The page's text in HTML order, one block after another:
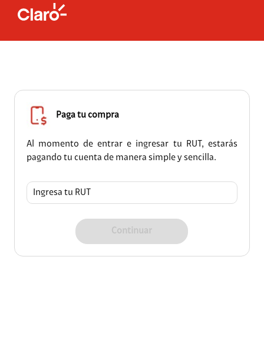
Paga tu compra
Al momento de entrar e ingresar tu RUT, estarás
pagando tu cuenta de manera simple y sencilla.
Continuar